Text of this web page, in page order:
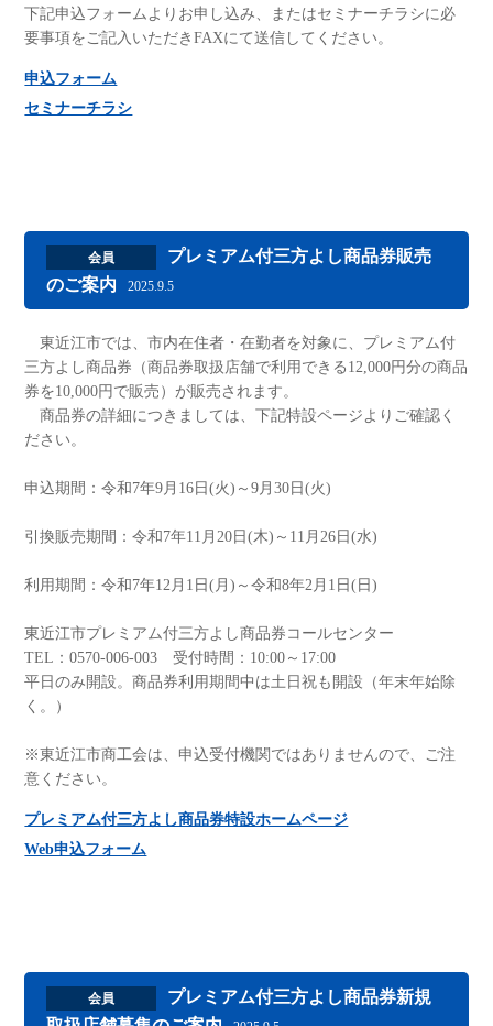
下記申込フォームよりお申し込み、またはセミナーチラシに必
要事項をご記入いただきFAXにて送信してください。
申込フォーム
セミナーチラシ
会員
プレミアム付三方よし商品券販売
のご案内
2025.9.5
東近江市では、市内在住者・在勤者を対象に、プレミアム付
三方よし商品券（商品券取扱店舗で利用できる12,000円分の商品
券を10,000円で販売）が販売されます。
商品券の詳細につきましては、下記特設ページよりご確認く
ださい。
申込期間：令和7年9月16日(火)～9月30日(火)
引換販売期間：令和7年11月20日(木)～11月26日(水)
利用期間：令和7年12月1日(月)～令和8年2月1日(日)
東近江市プレミアム付三方よし商品券コールセンター
TEL：0570-006-003 受付時間：10:00～17:00
平日のみ開設。商品券利用期間中は土日祝も開設（年末年始除
く。）
※東近江市商工会は、申込受付機関ではありませんので、ご注
意ください。
プレミアム付三方よし商品券特設ホームページ
Web申込フォーム
会員
プレミアム付三方よし商品券新規